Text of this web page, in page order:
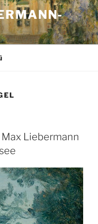
Liebermann